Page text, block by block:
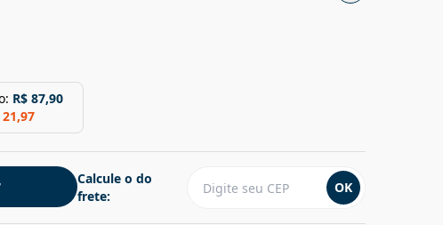
R$ 87,90
21,97
Calcule o do
frete:
OK